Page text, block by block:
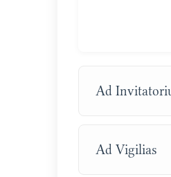
Ad
Ad Vigilias